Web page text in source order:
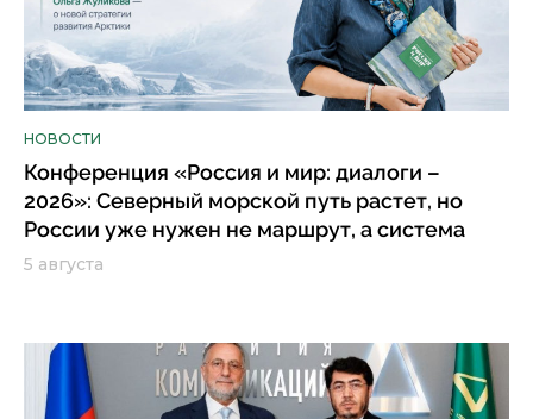
НОВОСТИ
Конференция «Россия и мир: диалоги –
2026»: Северный морской путь растет, но
России уже нужен не маршрут, а система
5 августа